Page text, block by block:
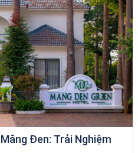
Đen: Trải Nghiệm